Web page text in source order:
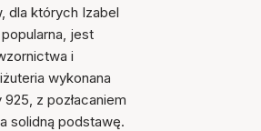
dla których Izabel
jest
i
wykonana
z pozłacaniem
solidną podstawę.